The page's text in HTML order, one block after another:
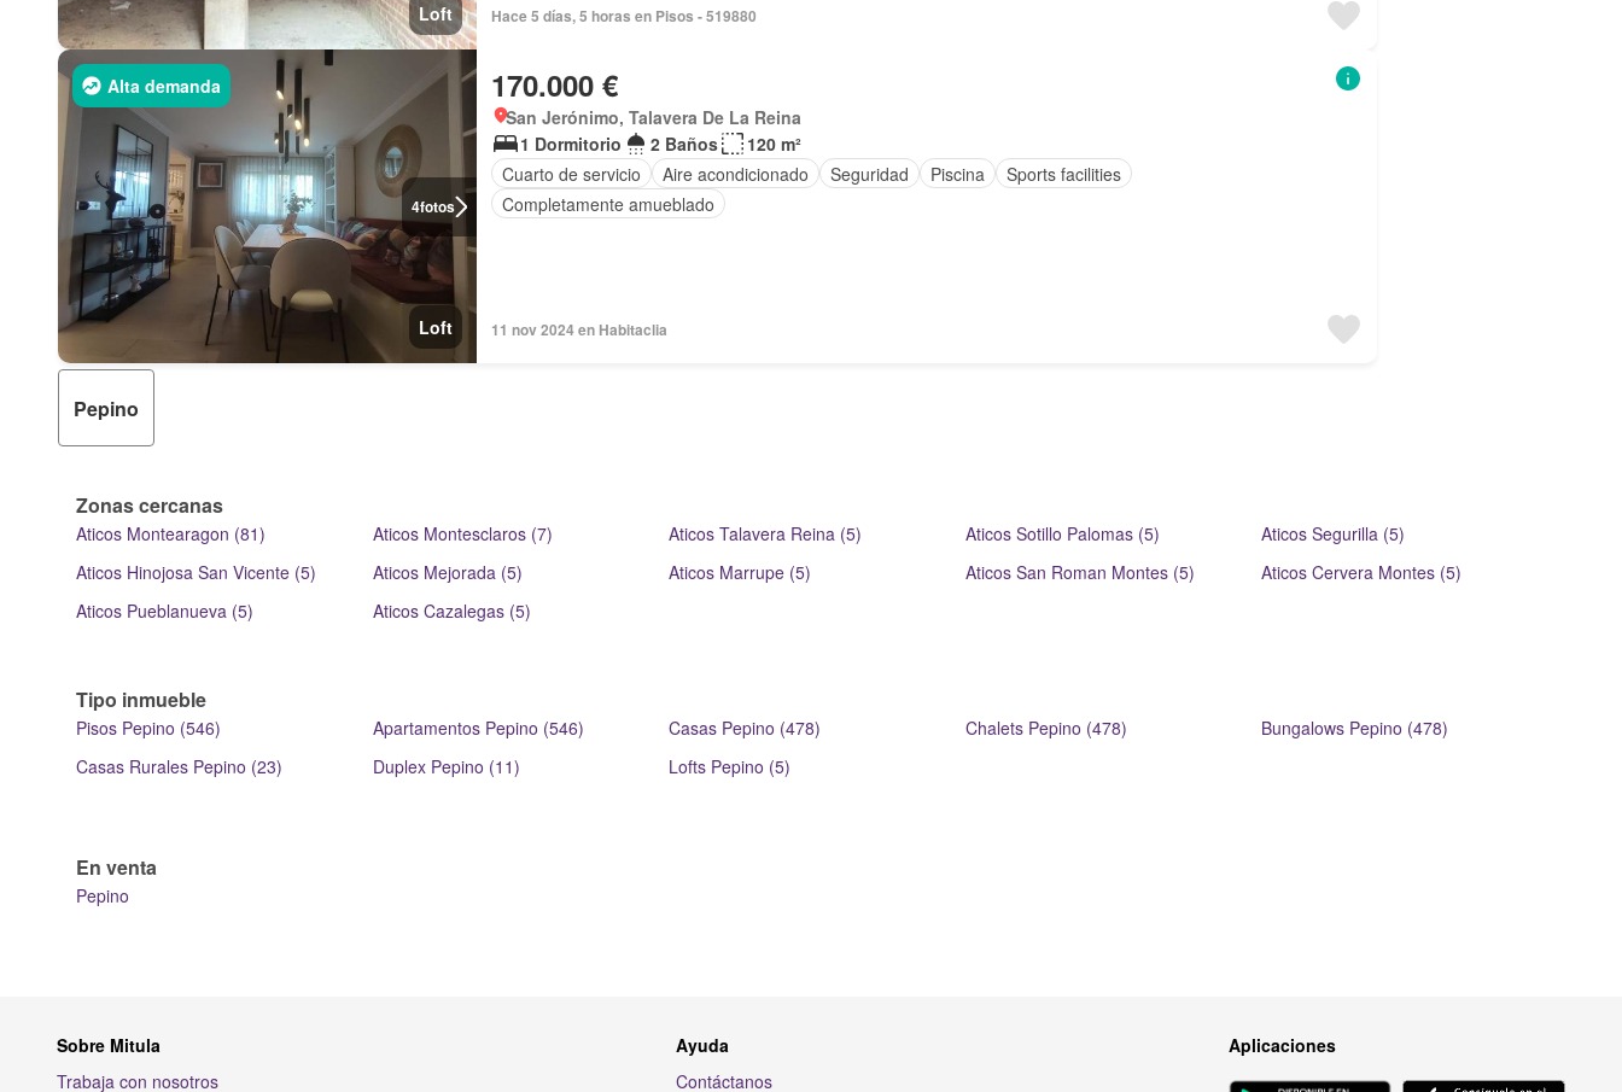
Loft Hace 5 días, 5 horas en Pisos - 519880
4fotos
Alta demanda
Loft
170.000 €
San Jerónimo, Talavera De La Reina
1 Dormitorio
2 Baños
120 m²
Cuarto de servicio
Aire acondicionado Seguridad Piscina
Sports facilities
Completamente amueblado
11 nov 2024 en Habitaclia
Pepino
Zonas cercanas
Aticos Montearagon (81) Aticos Montesclaros (7) Aticos Talavera Reina (5) Aticos Sotillo Palomas (5)
Aticos Segurilla (5)
Aticos Hinojosa San Vicente (5)
Aticos Mejorada (5) Aticos Marrupe (5) Aticos San Roman Montes (5)
Aticos Cervera Montes (5)
Aticos Pueblanueva (5)
Aticos Cazalegas (5)
Tipo inmueble
Pisos Pepino (546) Apartamentos Pepino (546) Casas Pepino (478) Chalets Pepino (478)
Bungalows Pepino (478)
Casas Rurales Pepino (23)
Duplex Pepino (11) Lofts Pepino (5)
En venta
Pepino
Sobre Mitula
Trabaja con nosotros
Ayuda
Contáctanos
Aplicaciones